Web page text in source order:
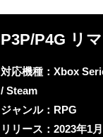
P3P/P4G リ
対応機種：Xbox
/ Steam
ジャンル：RPG
リリース：2023年1